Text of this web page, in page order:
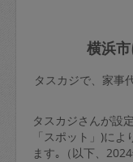
横浜
タスカジで、家事
タスカジさんが設
「スポット」)に
ます｡（以下、